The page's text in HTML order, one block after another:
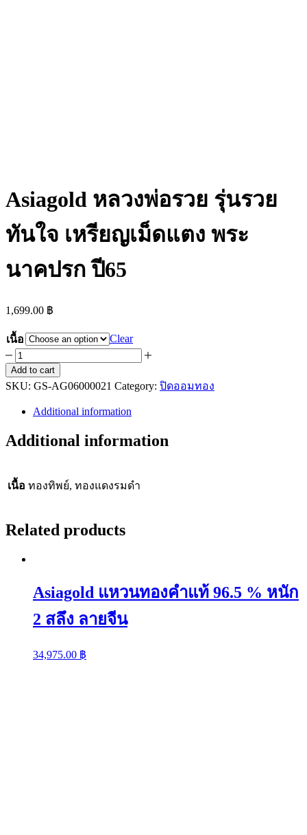
Asiagold หลวงพ่อรวย รุ่นรวย
ทันใจ เหรียญเม็ดแตง พระ
นาคปรก ปี65
1,699.00 ฿
เนื้อ
Clear
Asiagold
หลวง
พ่อ
รวย
เม็ด
พระ
ปี65
Add to cart
SKU: GS-AG06000021 Category: ปิดออมทอง
Additional information
Additional information
เนื้อ ทองทิพย์, ทองแดงรมดำ
Related products
Asiagold แหวนทองคำแท้ 96.5 % หนัก
2 สลึง ลายจีน
34,975.00 ฿